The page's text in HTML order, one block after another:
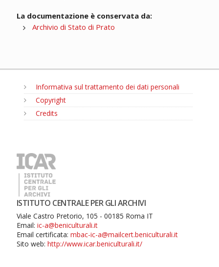
La documentazione è conservata da:
Archivio di Stato di Prato
Informativa sul trattamento dei dati personali
Copyright
Credits
ISTITUTO CENTRALE PER GLI ARCHIVI
Viale Castro Pretorio, 105 - 00185 Roma IT
Email: ic-a@beniculturali.it
Email certificata: mbac-ic-a@mailcert.beniculturali.it
Sito web: http://www.icar.beniculturali.it/